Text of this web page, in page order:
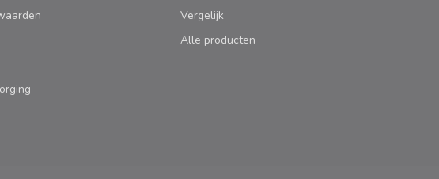
Vergelijk
Alle producten